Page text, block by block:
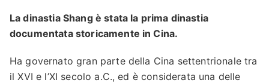
La dinastia Shang è stata la prima dinastia
documentata storicamente in Cina.
Ha governato gran parte della Cina settentrionale tra
il XVI e l’XI secolo a.C., ed è considerata una delle